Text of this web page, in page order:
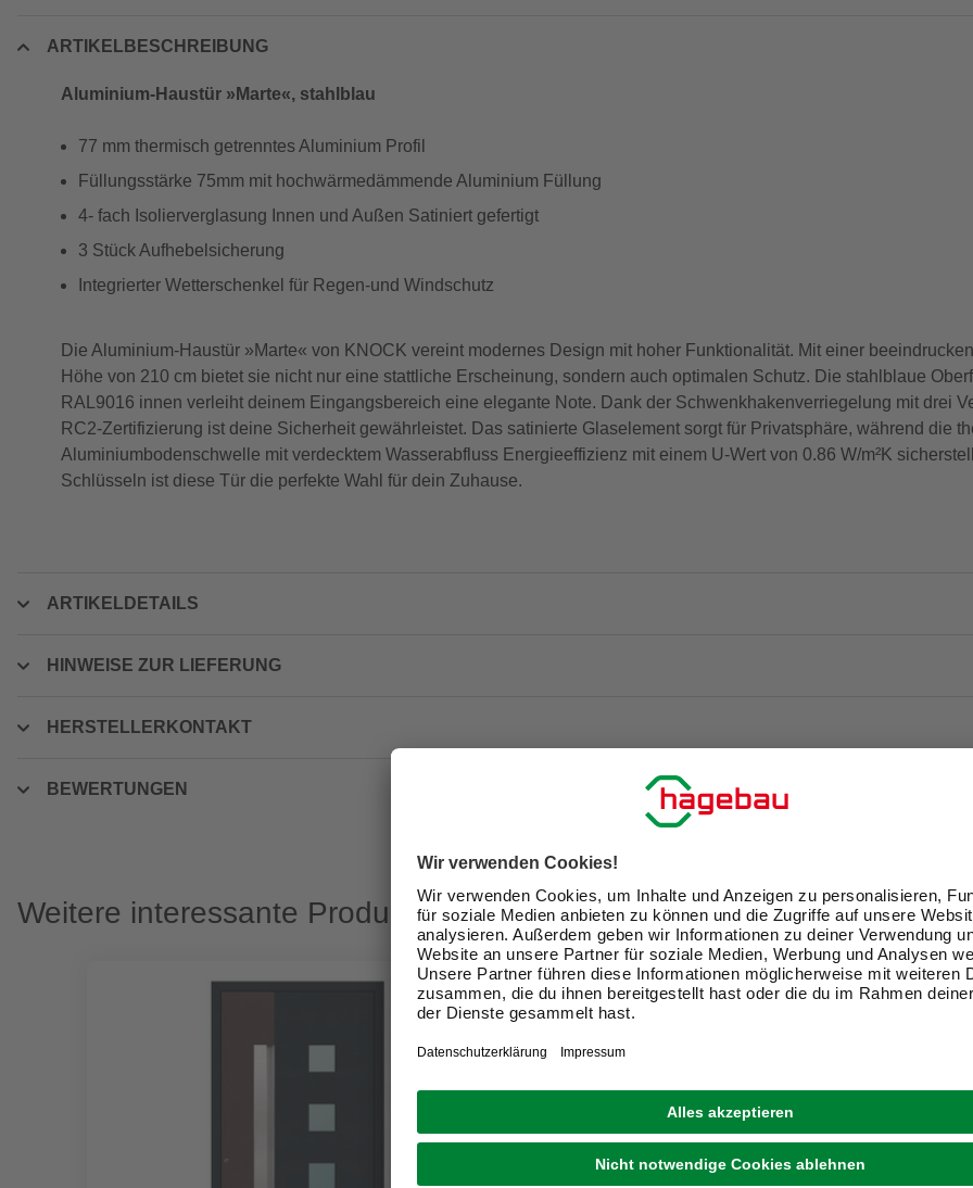
ARTIKELBESCHREIBUNG
Aluminium-Haustür »Marte«, stahlblau
77 mm thermisch getrenntes Aluminium Profil
Füllungsstärke 75mm mit hochwärmedämmende Aluminium Füllung
4- fach Isolierverglasung Innen und Außen Satiniert gefertigt
3 Stück Aufhebelsicherung
Integrierter Wetterschenkel für Regen-und Windschutz
Die Aluminium-Haustür »Marte« von KNOCK vereint modernes Design mit hoher Funktionalität. Mit einer
Höhe von 210 cm bietet sie nicht nur eine stattliche Erscheinung, sondern auch optimalen Schutz. Die stahlblaue
RAL9016 innen verleiht deinem Eingangsbereich eine elegante Note. Dank der Schwenkhakenverriegelung mit drei
RC2-Zertifizierung ist deine Sicherheit gewährleistet. Das satinierte Glaselement sorgt für Privatsphäre, während die
Aluminiumbodenschwelle mit verdecktem Wasserabfluss Energieeffizienz mit einem U-Wert von 0.86 W/m²K
Schlüsseln ist diese Tür die perfekte Wahl für dein Zuhause.
ARTIKELDETAILS
HINWEISE ZUR LIEFERUNG
HERSTELLERKONTAKT
BEWERTUNGEN
Weitere interessante Produkte